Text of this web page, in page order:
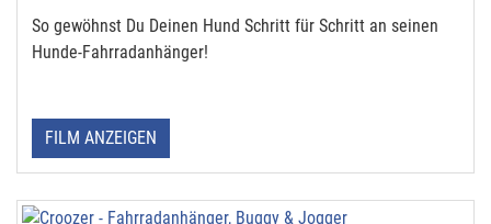
So gewöhnst Du Deinen Hund Schritt für Schritt an seinen
Hunde-Fahrradanhänger!
FILM ANZEIGEN